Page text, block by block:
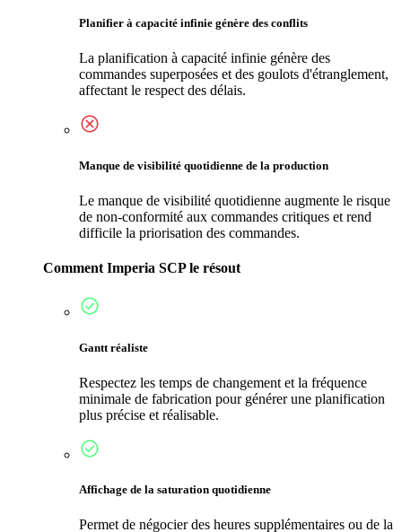
Planifier à capacité infinie génère des conflits
La planification à capacité infinie génère des
commandes superposées et des goulots d'étranglement,
affectant le respect des délais.
Manque de visibilité quotidienne de la production
Le manque de visibilité quotidienne augmente le risque
de non-conformité aux commandes critiques et rend
difficile la priorisation des commandes.
Comment Imperia SCP le résout
Gantt réaliste
Respectez les temps de changement et la fréquence
minimale de fabrication pour générer une planification
plus précise et réalisable.
Affichage de la saturation quotidienne
Permet de négocier des heures supplémentaires ou de la